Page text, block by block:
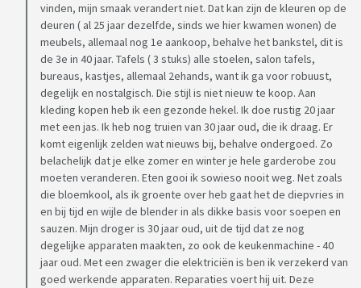
vinden, mijn smaak verandert niet. Dat kan zijn de kleuren op de
deuren ( al 25 jaar dezelfde, sinds we hier kwamen wonen) de
meubels, allemaal nog 1e aankoop, behalve het bankstel, dit is
de 3e in 40 jaar. Tafels ( 3 stuks) alle stoelen, salon tafels,
bureaus, kastjes, allemaal 2ehands, want ik ga voor robuust,
degelijk en nostalgisch. Die stijl is niet nieuw te koop. Aan
kleding kopen heb ik een gezonde hekel. Ik doe rustig 20 jaar
met een jas. Ik heb nog truien van 30 jaar oud, die ik draag. Er
komt eigenlijk zelden wat nieuws bij, behalve ondergoed. Zo
belachelijk dat je elke zomer en winter je hele garderobe zou
moeten veranderen. Eten gooi ik sowieso nooit weg. Net zoals
die bloemkool, als ik groente over heb gaat het de diepvries in
en bij tijd en wijle de blender in als dikke basis voor soepen en
sauzen. Mijn droger is 30 jaar oud, uit de tijd dat ze nog
degelijke apparaten maakten, zo ook de keukenmachine - 40
jaar oud. Met een zwager die elektriciën is ben ik verzekerd van
goed werkende apparaten. Reparaties voert hij uit. Deze